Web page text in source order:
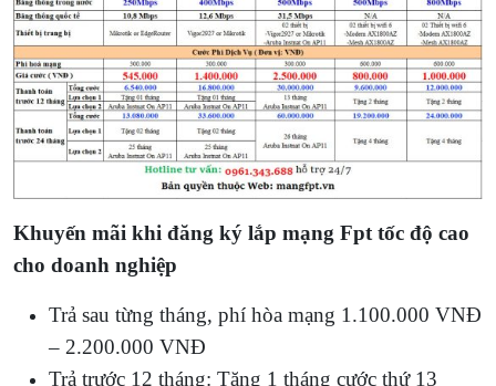
Khuyến mãi khi đăng ký lắp mạng Fpt tốc độ cao
cho doanh nghiệp
Trả sau từng tháng, phí hòa mạng 1.100.000 VNĐ
– 2.200.000 VNĐ
Trả trước 12 tháng: Tặng 1 tháng cước thứ 13